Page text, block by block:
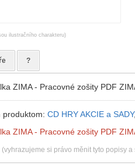
ilustračního charakteru)
?
ZIMA - Pracovné zošity PDF
produktom: CD HRY AKCIE a SADY,
ZIMA - Pracovné zošity PDF
(vyhrazujeme si právo měnit tyto popisy